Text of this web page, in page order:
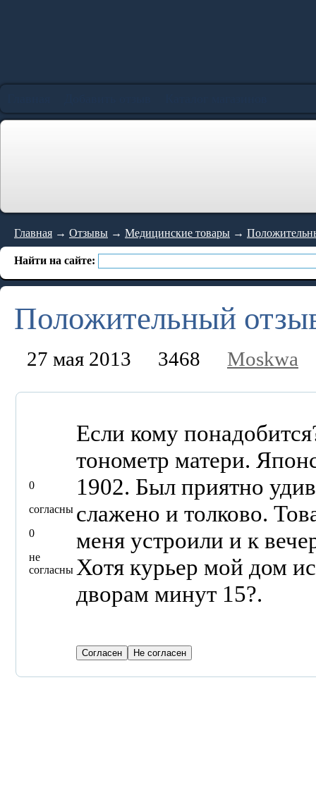
Главная → Отзывы → Медицинские товары →
Найти на сайте:
Положительный
27 мая 2013 3468 Moskwa
0
согласны
0
не
согласны
Если кому
тонометр матери.
1902. Был приятно
слажено и толково.
меня устроили и к
Хотя курьер мой дом
дворам минут 15?.